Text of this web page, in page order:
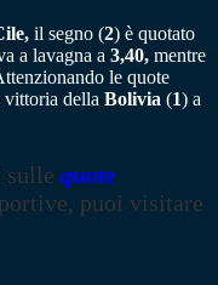
il segno (2) è quotato
a lavagna a 3,40, mentre
le quote
vittoria della Bolivia (1) a
sulle quote
puoi visitare